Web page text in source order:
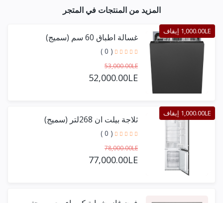
المزيد من المنتجات في المتجر
1,000.00LE إيقاف
غسالة اطباق 60 سم (سميج)
( 0 )
53,000.00LE
52,000.00LE
1,000.00LE إيقاف
ثلاجة بيلت ان 268لتر (سميج)
( 0 )
78,000.00LE
77,000.00LE